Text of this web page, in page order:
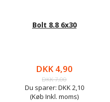
Bolt 8.8 6x30
DKK 4,90
DKK 7,00
Du sparer: DKK 2,10
(Køb Inkl. moms)